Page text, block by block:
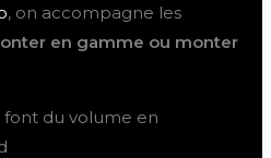
, on accompagne les
en gamme ou monter
font du volume en